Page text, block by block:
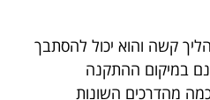
קשה והוא יכול להסתבך
במיקום ההתקנה
מהדרכים השונות